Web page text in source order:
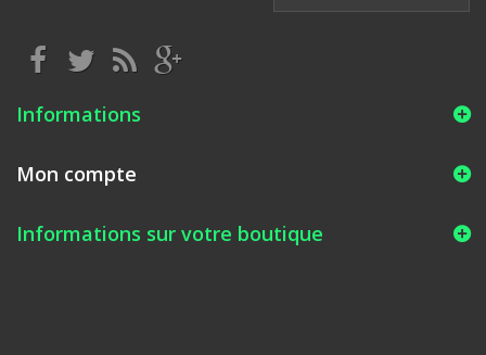
Informations
Mon compte
Informations sur votre boutique